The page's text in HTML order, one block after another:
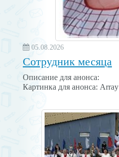
05.08.2026
Сотрудник месяца
Описание для анонса:
Картинка для анонса: Array